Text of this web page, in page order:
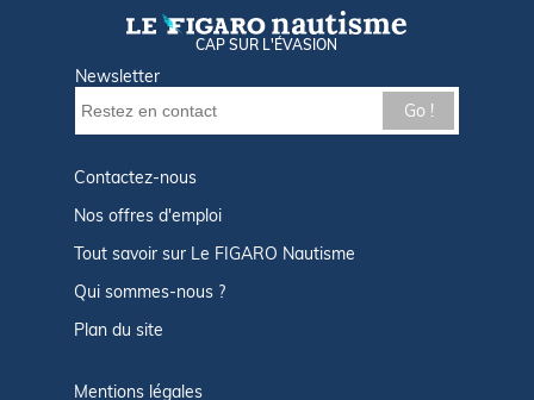
CAP SUR L'ÉVASION
Newsletter
Go !
Contactez-nous
Nos offres d'emploi
Tout savoir sur Le FIGARO Nautisme
Qui sommes-nous ?
Plan du site
Mentions légales